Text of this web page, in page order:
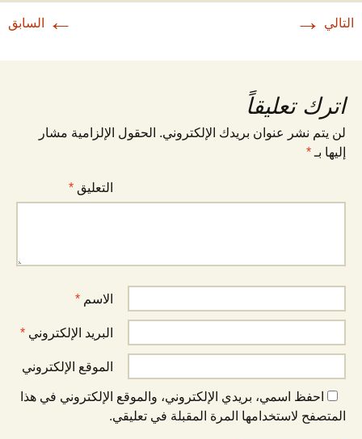
← السابق التالي →
اترك تعليقاً
لن يتم نشر عنوان بريدك الإلكتروني. الحقول الإلزامية مشار
إليها بـ *
التعليق *
الاسم *
البريد الإلكتروني *
الموقع الإلكتروني
احفظ اسمي، بريدي الإلكتروني، والموقع الإلكتروني في هذا
المتصفح لاستخدامها المرة المقبلة في تعليقي.